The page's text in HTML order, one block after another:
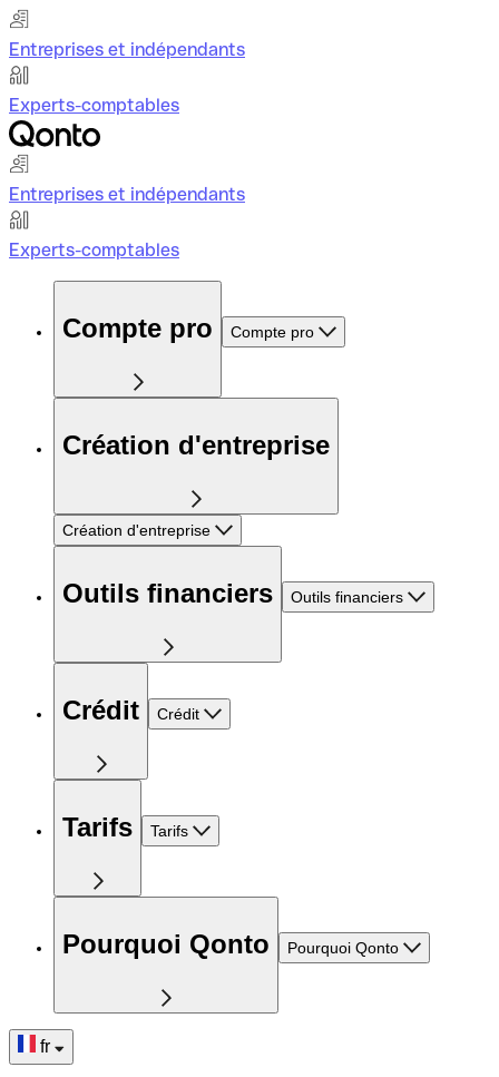
Entreprises et indépendants
Experts-comptables
Entreprises et indépendants
Experts-comptables
Compte pro Compte pro
Création d'entreprise
Création d'entreprise
Outils financiers Outils financiers
Crédit Crédit
Tarifs Tarifs
Pourquoi Qonto Pourquoi Qonto
fr